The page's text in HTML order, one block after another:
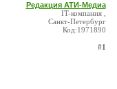
Редакция АТИ-Медиа
IT-компания ,
Санкт-Петербург
Код:1971890
#1